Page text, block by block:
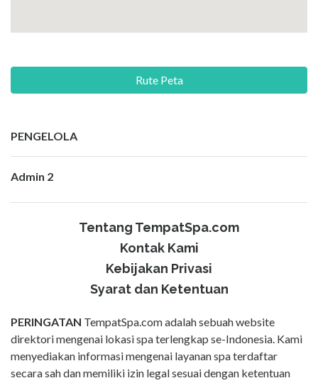
Rute Peta
PENGELOLA
Admin 2
Tentang TempatSpa.com
Kontak Kami
Kebijakan Privasi
Syarat dan Ketentuan
PERINGATAN TempatSpa.com adalah sebuah website
direktori mengenai lokasi spa terlengkap se-Indonesia. Kami
menyediakan informasi mengenai layanan spa terdaftar
secara sah dan memiliki izin legal sesuai dengan ketentuan